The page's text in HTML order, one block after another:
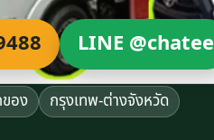
LINE @chatee
อง กรุงเทพ-ต่างจังหวัด